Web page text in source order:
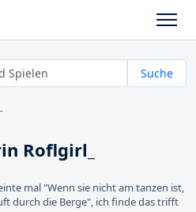
Suche
Roflgirl_
mal "Wenn sie nicht am tanzen ist,
durch die Berge", ich finde das trifft